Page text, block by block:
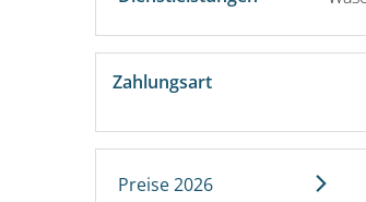
Zahlungsart
Preise 2026